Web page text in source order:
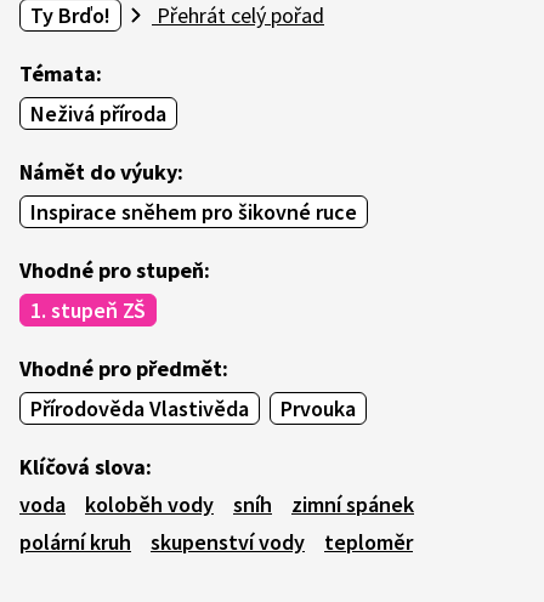
Ty Brďo!
Přehrát celý pořad
Témata:
Neživá příroda
Námět do výuky:
Inspirace sněhem pro šikovné ruce
Vhodné pro stupeň:
1. stupeň ZŠ
Vhodné pro předmět:
Přírodověda Vlastivěda
Prvouka
Klíčová slova:
voda
koloběh vody sníh
zimní spánek
polární kruh
skupenství vody teploměr